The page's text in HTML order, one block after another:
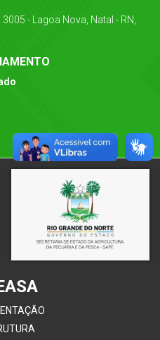
- Lagoa Nova, Natal - RN,